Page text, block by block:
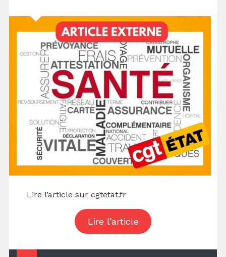
Lire l’article sur cgtetat.fr
Lire l’article